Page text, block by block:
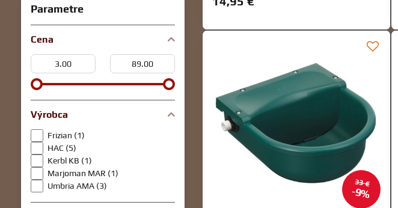
33 €
9%
Parametre
Cena
Od:
Do:
Výrobca
Frizian (1)
HAC (5)
Kerbl KB (1)
Marjoman MAR (1)
Umbria AMA (3)